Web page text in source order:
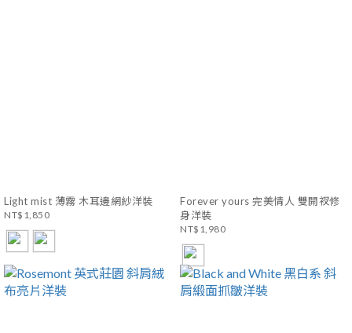
Light mist 薄霧 木耳邊網紗洋裝
NT$1,850
Forever yours 完美情人 雙開衩修
身洋裝
NT$1,980